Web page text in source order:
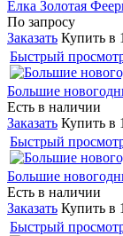
Елка Золотая
По запросу
Заказать Купить в
Быстрый
Большие
Есть в наличии
Заказать Купить в
Быстрый
Большие
Есть в наличии
Заказать Купить в
Быстрый